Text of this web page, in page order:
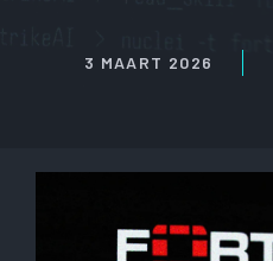
3 MAART 2026